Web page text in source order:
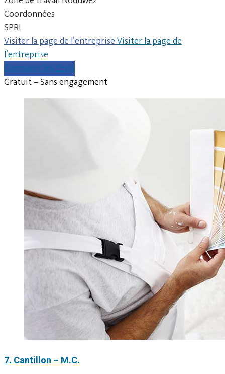
Coordonnées
SPRL
Visiter la page de l’entrepriseVisiter la page de
l’entreprise
Comparer les devis
Gratuit – Sans engagement
7. Cantillon – M.C.